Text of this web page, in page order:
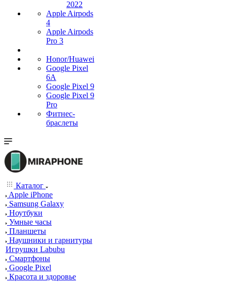
2022
Apple Airpods
4
Apple Airpods
Pro 3
Honor/Huawei
Google Pixel
6A
Google Pixel 9
Google Pixel 9
Pro
Фитнес-
браслеты
Каталог
Apple iPhone
Samsung Galaxy
Ноутбуки
Умные часы
Планшеты
Наушники и гарнитуры
Игрушки Labubu
Смартфоны
Google Pixel
Красота и здоровье